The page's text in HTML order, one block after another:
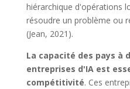
hiérarchique d'opérations
résoudre un problème ou
(Jean, 2021).
La capacité des pays à
entreprises d'IA est
compétitivité. Ces